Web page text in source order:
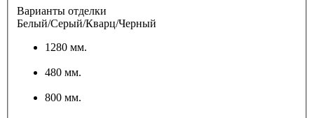
Варианты отделки
Белый/Серый/Кварц/Черный
1280 мм.
480 мм.
800 мм.